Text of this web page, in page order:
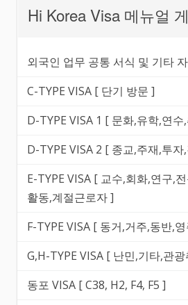
Hi Korea Visa 메뉴얼
외국인 업무 공통 서식 및 기타
C-TYPE VISA [ 단기 방문 ]
D-TYPE VISA 1 [ 문화,유학,연수
D-TYPE VISA 2 [ 종교,주재,투자
E-TYPE VISA [ 교수,회화,연구,
활동,계절근로자 ]
F-TYPE VISA [ 동거,거주,동반,
G,H-TYPE VISA [ 난민,기타,관
동포 VISA [ C38, H2, F4, F5 ]